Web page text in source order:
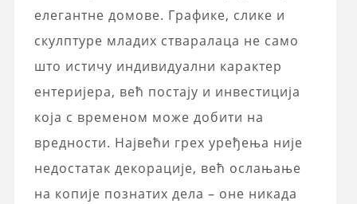
елегантне домове. Графике, слике и
скулптуре младих стваралаца не само
што истичу индивидуални карактер
ентеријера, већ постају и инвестиција
која с временом може добити на
вредности. Највећи грех уређења није
недостатак декорације, већ ослањање
на копије познатих дела – оне никада